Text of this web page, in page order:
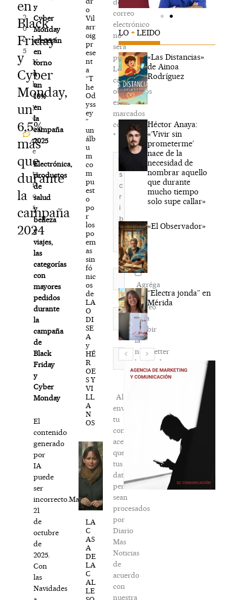
en
Black
Friday
y
Cyber
Monday,
un
6,5%
más
que
durante
la
campaña
2024
,
2
0
2
5
N
o
h
a
y
c
o
m
e
n
ta
ri
o
s
y
Cyber
Monday
crecerán
en
torno
a
un
10%
en
la
campaña
2025
Electrónica,
productos
de
salud
y
belleza
y
viajes,
las
categorías
con
mayores
pedidos
durante
la
campaña
de
Black
Friday
y
Cyber
Monday
El
contenido
generado
por
IA
puede
ser
incorrecto.Madrid,
21
de
octubre
de
2025.
Con
las
Navidades
o
Vil
arr
oig
pr
ese
nt
a
“T
he
Od
yss
ey
”
un
álb
u
m
co
m
pu
est
o
po
r
los
po
em
as
sin
fó
nic
os
de
LA
O
DI
SE
A
y
HÉ
R
OE
S Y
VI
LL
A
N
OS
LA
C
AS
A
DE
LA
C
AL
LE
de
correo
electrónico
no
será
publicada.
Los
campos
obligatorios
están
marcados
con
*
Escribe
Nombre*
Correo
electrónico*
Web
Agréga
mi
correo
para
recibir
la
newsletter
habitual
Al
enviar
tu
comentario,
aceptas
que
tus
datos
personales
sean
procesados
por
Diario
Mas
Noticias
de
acuerdo
con
nuestra
LO + LEIDO
«Las Distancias»
de Ainoa
Rodríguez
Héctor Anaya:
«‘Vivir sin
prometerme’
nace de la
necesidad de
nombrar aquello
que durante
mucho tiempo
solo supe callar»
«El Observador»
“Electra jonda” en
Mérida